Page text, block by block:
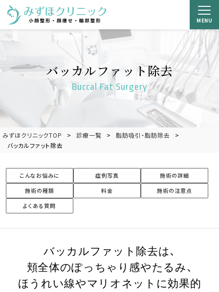
MENU
バッカルファット除去
Buccal Fat Surgery
みずほクリニックTOP 診療一覧
脂肪吸引・脂肪除去
バッカルファット除去
こんなお悩みに 症例写真
施術の詳細
施術の種類
料金
施術の注意点
よくある質問
バッカルファット除去は、
頬全体のぽっちゃり感やたるみ、
ほうれい線やマリオネットに効果的